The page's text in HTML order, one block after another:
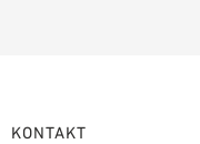
KONTAKT